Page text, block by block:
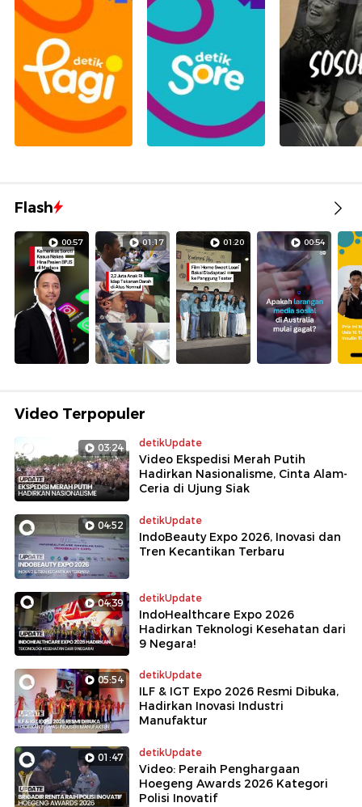
Flash
00:57 01:17 01:20 00:54
Video Terpopuler
03:24 detikUpdate
Video Ekspedisi Merah Putih
Hadirkan Nasionalisme, Cinta Alam-
Ceria di Ujung Siak
04:52 detikUpdate
IndoBeauty Expo 2026, Inovasi dan
Tren Kecantikan Terbaru
04:39 detikUpdate
IndoHealthcare Expo 2026
Hadirkan Teknologi Kesehatan dari
9 Negara!
05:54 detikUpdate
ILF & IGT Expo 2026 Resmi Dibuka,
Hadirkan Inovasi Industri
Manufaktur
01:47 detikUpdate
Video: Peraih Penghargaan
Hoegeng Awards 2026 Kategori
Polisi Inovatif